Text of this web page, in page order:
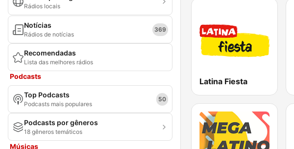
Rádios locais
Notícias
Rádios de notícias
369
Recomendadas
Lista das melhores rádios
Podcasts
Top Podcasts
Podcasts mais populares
50
Podcasts por gêneros
18 gêneros temáticos
Músicas
Latina Fiesta